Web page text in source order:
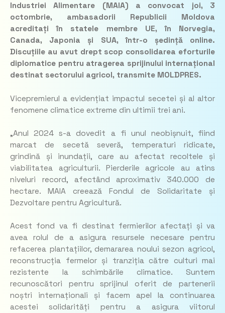
Industriei Alimentare (MAIA) a convocat joi, 3
octombrie, ambasadorii Republicii Moldova
acreditați în statele membre UE, în Norvegia,
Canada, Japonia și SUA, într-o ședință online.
Discuțiile au avut drept scop consolidarea eforturile
diplomatice pentru atragerea sprijinului internațional
destinat sectorului agricol, transmite MOLDPRES.
Vicepremierul a evidențiat impactul secetei și al altor
fenomene climatice extreme din ultimii trei ani.
„Anul 2024 s-a dovedit a fi unul neobișnuit, fiind
marcat de secetă severă, temperaturi ridicate,
grindină și inundații, care au afectat recoltele și
viabilitatea agriculturii. Pierderile agricole au atins
niveluri record, afectând aproximativ 340.000 de
hectare. MAIA creează Fondul de Solidaritate și
Dezvoltare pentru Agricultură.
Acest fond va fi destinat fermierilor afectați și va
avea rolul de a asigura resursele necesare pentru
refacerea plantațiilor, demararea noului sezon agricol,
reconstrucția fermelor și tranziția către culturi mai
rezistente la schimbările climatice. Suntem
recunoscători pentru sprijinul oferit de partenerii
noștri internaționali și facem apel la continuarea
acestei solidarități pentru a asigura viitorul